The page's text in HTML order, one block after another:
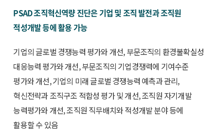
PSAD 조직혁신역량 진단은 기업 및 조직 발전과 조직원
적성개발 등에 활용 가능
기업의 글로벌 경쟁능력 평가와 개선, 부문조직의 환경불확실성
대응능력 평가와 개선, 부문조직의 기업경쟁력에 기여수준
평가와 개선, 기업의 미래 글로벌 경쟁능력 예측과 관리,
혁신전략과 조직구조 적합성 평가 및 개선, 조직원 자기개발
능력평가와 개선, 조직원 직무배치와 적성개발 분야 등에
활용할 수 있음